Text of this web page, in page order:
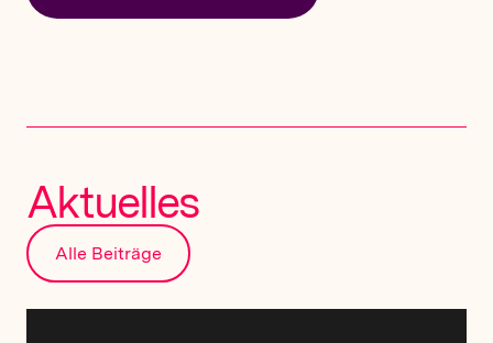
Aktuelles
Alle Beiträge